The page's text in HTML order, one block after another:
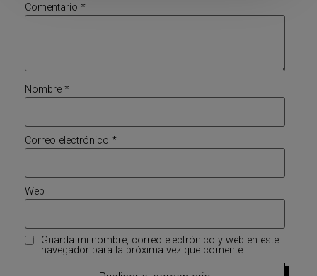
Comentario *
Nombre *
Correo electrónico *
Web
Guarda mi nombre, correo electrónico y web en este
navegador para la próxima vez que comente.